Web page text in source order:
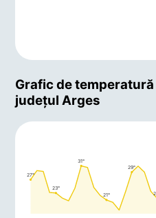
Grafic de
județul Arges
27°
23°
31°
21°
29°